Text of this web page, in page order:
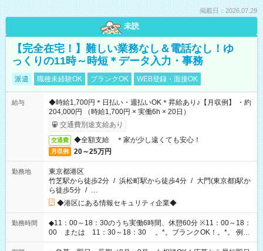
掲載日：2026.07.29
未読
【完全在宅！】難しい業務なし＆電話なし！ゆ
っくりの11時～時短＊データ入力・事務
派遣 職種未経験OK ブランクOK WEB登録・面接OK
給与
◆時給1,700円＊日払い・週払いOK＊昇給あり♪【月収例】 ・約
204,000円 （時給1,700円 × 実働6h × 20日）
交通費別途支給あり
交通費 ◆全額支給 ＊家が少し遠くても安心！
月収例 20～25万円
勤務地
東京都港区
竹芝駅から徒歩2分 / 浜松町駅から徒歩4分 / 大門(東京都)駅か
ら徒歩5分 / …
◆港区にある情報セキュリティ企業◆
勤務時間
◆11：00～18：30のうち実働6時間、休憩60分 ※11：00～18：
00 または 11：30～18：30 。*。ブランクOK！。*。 例え
ば前職が、 在宅/財団法人/事務/コールセンター/受付/販売/カフェ